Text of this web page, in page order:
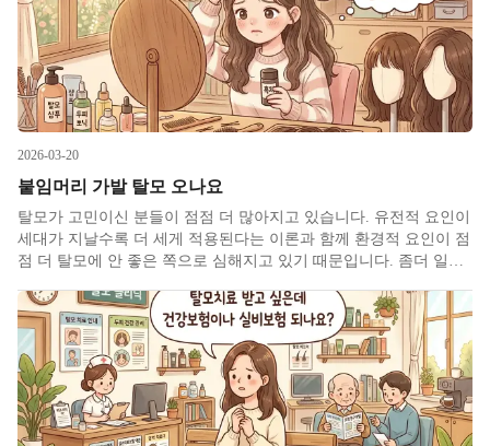
2026-03-20
붙임머리 가발 탈모 오나요
탈모가 고민이신 분들이 점점 더 많아지고 있습니다. 유전적 요인이
세대가 지날수록 더 세게 적용된다는 이론과 함께 환경적 요인이 점
점 더 탈모에 안 좋은 쪽으로 심해지고 있기 때문입니다. 좀더 일찍
시 스트레스의 종결이 AI의 위협과 평생 교육의 필요성으로 점점